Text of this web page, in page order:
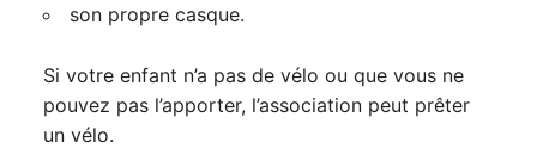
son propre casque.
Si votre enfant n’a pas de vélo ou que vous ne
pouvez pas l’apporter, l’association peut prêter
un vélo.